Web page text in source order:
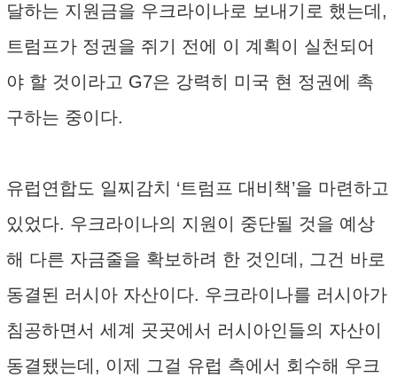
달하는 지원금을 우크라이나로 보내기로 했는데,
트럼프가 정권을 쥐기 전에 이 계획이 실천되어
야 할 것이라고 G7은 강력히 미국 현 정권에 촉
구하는 중이다.
유럽연합도 일찌감치 ‘트럼프 대비책’을 마련하고
있었다. 우크라이나의 지원이 중단될 것을 예상
해 다른 자금줄을 확보하려 한 것인데, 그건 바로
동결된 러시아 자산이다. 우크라이나를 러시아가
침공하면서 세계 곳곳에서 러시아인들의 자산이
동결됐는데, 이제 그걸 유럽 측에서 회수해 우크